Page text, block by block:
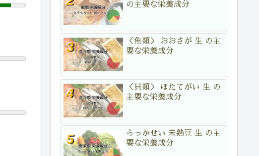
の主要な栄養成分
＜魚類＞ おおさが 生 の主
要な栄養成分
＜貝類＞ ほたてがい 生 の
主要な栄養成分
らっかせい 未熟豆 生 の主
要な栄養成分